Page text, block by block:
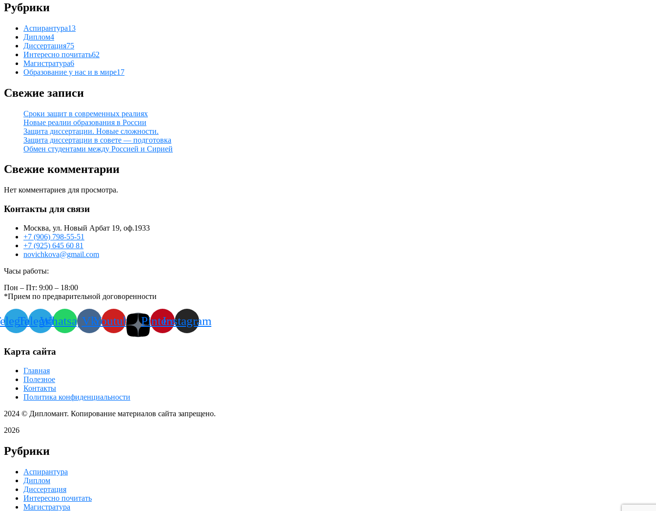
Рубрики
Аспирантура13
Диплом4
Диссертация75
Интересно почитать62
Магистратура6
Образование у нас и в мире17
Свежие записи
Сроки защит в современных реалиях
Новые реалии образования в России
Защита диссертации. Новые сложности.
Защита диссертации в совете — подготовка
Обмен студентами между Россией и Сирией
Свежие комментарии
Нет комментариев для просмотра.
Контакты для связи
Москва, ул. Новый Арбат 19, оф.1933
+7 (906) 798-55-51
+7 (925) 645 60 81
novichkova@gmail.com
Часы работы:
Пон – Пт: 9:00 – 18:00
*Прием по предварительной договоренности
TelegramWhatsappVkYoutube PinterestInstagram
Карта сайта
Главная
Полезное
Контакты
Политика конфиденциальности
2024 © Дипломант. Копирование материалов сайта запрещено.
2026
Рубрики
Аспирантура
Диплом
Диссертация
Интересно почитать
Магистратура